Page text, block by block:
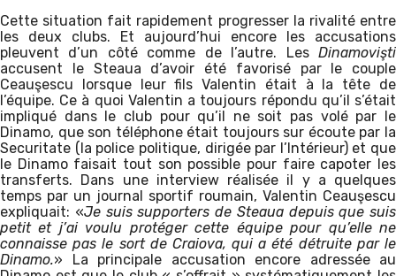
Cette situation fait rapidement progresser la rivalité entre
les deux clubs. Et aujourd’hui encore les accusations
pleuvent d’un côté comme de l’autre. Les Dinamovişti
accusent le Steaua d’avoir été favorisé par le couple
Ceauşescu lorsque leur fils Valentin était à la tête de
l’équipe. Ce à quoi Valentin a toujours répondu qu’il s’était
impliqué dans le club pour qu’il ne soit pas volé par le
Dinamo, que son téléphone était toujours sur écoute par la
Securitate (la police politique, dirigée par l’Intérieur) et que
le Dinamo faisait tout son possible pour faire capoter les
transferts. Dans une interview réalisée il y a quelques
temps par un journal sportif roumain, Valentin Ceauşescu
expliquait: «Je suis supporters de Steaua depuis que suis
petit et j’ai voulu protéger cette équipe pour qu’elle ne
connaisse pas le sort de Craiova, qui a été détruite par le
Dinamo.» La principale accusation encore adressée au